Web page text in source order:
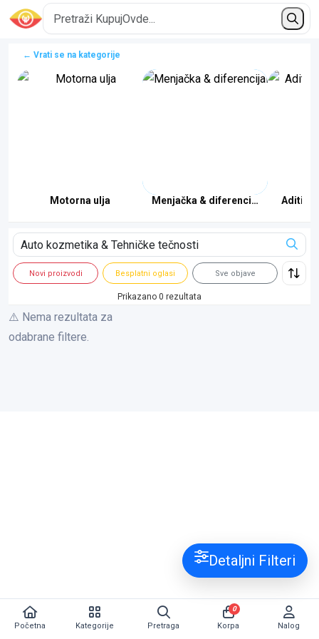
← Vrati se na kategorije
Motorna ulja Menjačka & diferencijalna uljaAditivi
Novi proizvodi Besplatni oglasi Sve objave
Prikazano 0 rezultata
⚠️ Nema rezultata za
odabrane filtere.
Detaljni Filteri
Početna Kategorije Pretraga Korpa
0
Nalog